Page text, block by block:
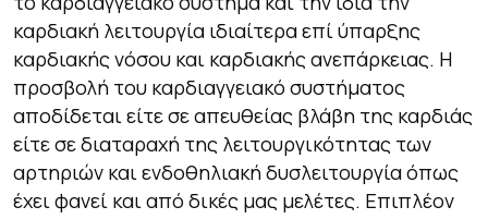
καρδιακή λειτουργία ιδιαίτερα επί ύπαρξης
καρδιακής νόσου και καρδιακής ανεπάρκειας. Η
προσβολή του καρδιαγγειακό συστήματος
αποδίδεται είτε σε απευθείας βλάβη της καρδιάς
είτε σε διαταραχή της λειτουργικότητας των
αρτηριών και ενδοθηλιακή δυσλειτουργία όπως
έχει φανεί και από δικές μας μελέτες. Επιπλέον